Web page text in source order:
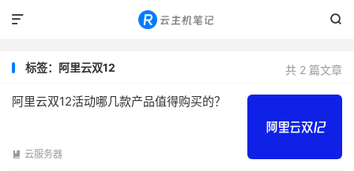


共 2 篇文章
标签：阿里云双12
阿里云双12活动哪几款产品值得购买的？
 云服务器